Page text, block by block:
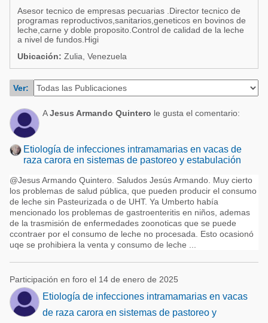
Acuacultura
Micotoxinas
Porcicultura
Lechería
Balanceados - Piensos
Comunidades en portugués
Micotoxinas
Avicultura
Porcicultura
Lechería
Asesor tecnico de empresas pecuarias .Director tecnico de
programas reproductivos,sanitarios,geneticos en bovinos de
leche,carne y doble proposito.Control de calidad de la leche
a nivel de fundos.Higi
Ubicación: Zulia, Venezuela
Ver:
AJesus Armando Quintero le gusta el comentario:
Etiología de infecciones intramamarias en vacas de
raza carora en sistemas de pastoreo y estabulación
@Jesus Armando Quintero. Saludos Jesús Armando. Muy cierto
los problemas de salud pública, que pueden producir el consumo
de leche sin Pasteurizada o de UHT. Ya Umberto había
mencionado los problemas de gastroenteritis en niños, ademas
de la trasmisión de enfermedades zoonoticas que se puede
ccontraer por el consumo de leche no procesada. Esto ocasionó
uqe se prohibiera la venta y consumo de leche ...
Participación en foro el 14 de enero de 2025
Etiología de infecciones intramamarias en vacas
de raza carora en sistemas de pastoreo y